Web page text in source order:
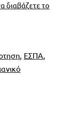
διαβάζετε το
, ΕΣΠΑ,